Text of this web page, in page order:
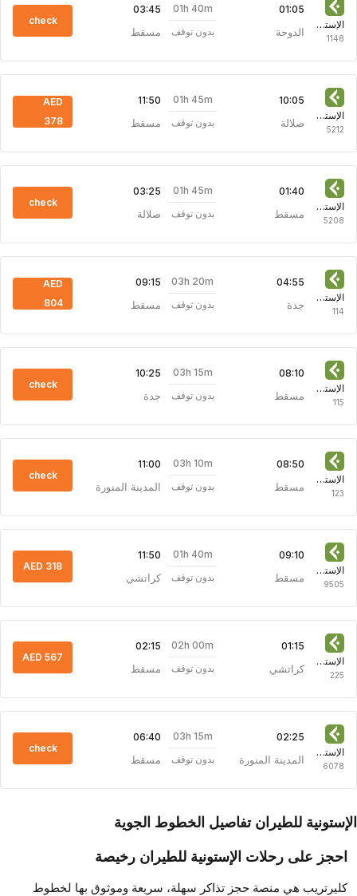
الإستونية للطيران
1148
01:05
الدوحة
01h 40m
بدون توقف
03:45
مسقط
check
الإستونية للطيران
5212
10:05
صلالة
01h 45m
بدون توقف
11:50
مسقط
AED
378
الإستونية للطيران
5208
01:40
مسقط
01h 45m
بدون توقف
03:25
صلالة
check
الإستونية للطيران
114
04:55
جدة
03h 20m
بدون توقف
09:15
مسقط
AED
804
الإستونية للطيران
115
08:10
مسقط
03h 15m
بدون توقف
10:25
جدة
check
الإستونية للطيران
123
08:50
مسقط
03h 10m
بدون توقف
11:00
المدينة المنورة
check
الإستونية للطيران
9505
09:10
مسقط
01h 40m
بدون توقف
11:50
كراتشي
AED 318
الإستونية للطيران
225
01:15
كراتشي
02h 00m
بدون توقف
02:15
مسقط
AED 567
الإستونية للطيران
6078
02:25
المدينة المنورة
03h 15m
بدون توقف
06:40
مسقط
check
للطيران تفاصيل الخطوط الجوية
احجز على رحلات الإستونية للطيران رخيصة
كليرتريب هي منصة حجز تذاكر سهلة، سريعة وموثوق بها لخطوط